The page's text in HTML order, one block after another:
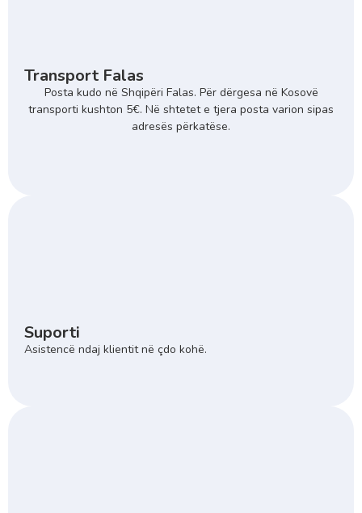
Transport Falas
Posta kudo në Shqipëri Falas. Për dërgesa në Kosovë
transporti kushton 5€. Në shtetet e tjera posta varion sipas
adresës përkatëse.
Suporti
Asistencë ndaj klientit në çdo kohë.